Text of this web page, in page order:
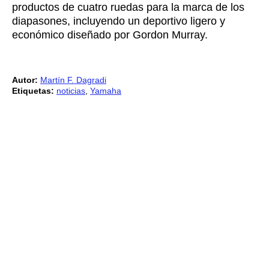
productos de cuatro ruedas para la marca de los
diapasones, incluyendo un deportivo ligero y
económico diseñado por Gordon Murray.
Autor: Martín F. Dagradi
Etiquetas: noticias Yamaha